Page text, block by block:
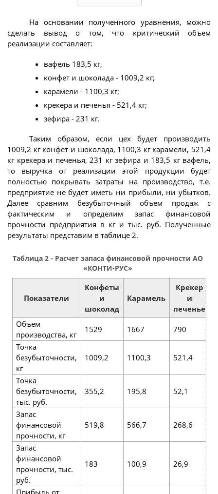
На основании полученного уравнения, можно
сделать вывод о том, что критический объем
реализации составляет:
вафель 183,5 кг,
конфет и шоколада - 1009,2 кг;
карамели - 1100,3 кг;
крекера и печенья - 521,4 кг;
зефира - 231 кг.
Таким образом, если цех будет производить
1009,2 кг конфет и шоколада, 1100,3 кг карамели, 521,4
кг крекера и печенья, 231 кг зефира и 183,5 кг вафель,
то выручка от реализации этой продукции будет
полностью покрывать затраты на производство, т.е.
предприятие не будет иметь ни прибыли, ни убытков.
Далее сравним безубыточный объем продаж с
фактическим и определим запас финансовой
прочности предприятия в кг и тыс. руб. Полученные
результаты представим в таблице 2.
Таблица 2 - Расчет запаса финансовой прочности АО
«КОНТИ-РУС»
Показатели
Конфеты
и
шоколад
Карамель
Крекер
и
печенье
Объем
производства, кг
1529 1667 790
Точка
безубыточности,
кг
1009,2 1100,3 521,4
Точка
безубыточности,
тыс. руб.
355,2 195,8 52,1
Запас
финансовой
прочности, кг
519,8 566,7 268,6
Запас
финансовой
прочности, тыс.
руб.
183 100,9 26,9
Прибыль от